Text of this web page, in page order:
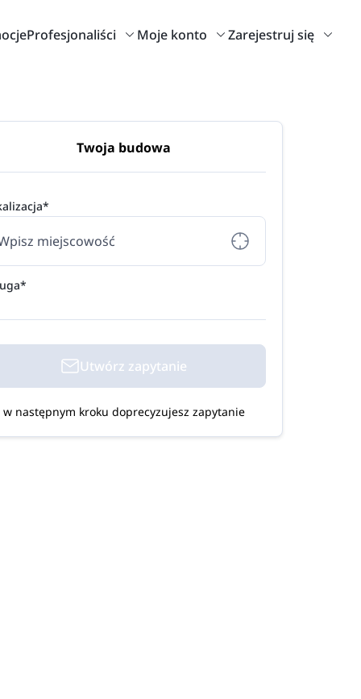
Profesjonaliści Moje konto Zarejestruj się
Twoja budowa
Utwórz zapytanie
w następnym kroku doprecyzujesz zapytanie